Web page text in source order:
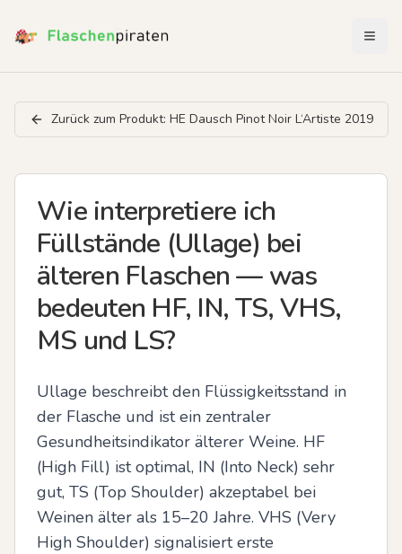
Zurück zum Produkt: HE Dausch Pinot Noir L‘Artiste 2019
Wie interpretiere ich
Füllstände (Ullage) bei
älteren Flaschen — was
bedeuten HF, IN, TS, VHS,
MS und LS?
Ullage beschreibt den Flüssigkeitsstand in
der Flasche und ist ein zentraler
Gesundheitsindikator älterer Weine. HF
(High Fill) ist optimal, IN (Into Neck) sehr
gut, TS (Top Shoulder) akzeptabel bei
Weinen älter als 15–20 Jahre. VHS (Very
High Shoulder) signalisiert erste